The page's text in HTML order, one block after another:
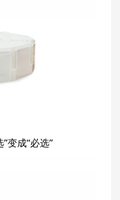
变成“必选”